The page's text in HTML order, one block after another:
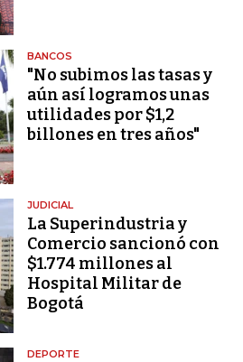
BANCOS
"No subimos las tasas y
aún así logramos unas
utilidades por $1,2
billones en tres años"
JUDICIAL
La Superindustria y
Comercio sancionó con
$1.774 millones al
Hospital Militar de
Bogotá
DEPORTE